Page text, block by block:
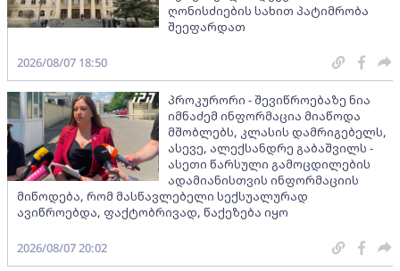
ღონისძიების სახით პატიმრობა
შეეფარდათ
2026/08/07 18:50
პროკურორი - შევიწროებაზე ნია
იმნაძემ ინფორმაცია მიაწოდა
მშობლებს, კლასის დამრიგებელს,
ასევე, ალექსანდრე გაბაშვილს -
ასეთი წარსული გამოცდილების
ადამიანისთვის ინფორმაციის
მიწოდება, რომ მასწავლებელი სექსუალურად
ავიწროებდა, ფაქტობრივად, წაქეზება იყო
2026/08/07 20:02